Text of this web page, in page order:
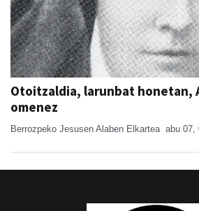
Otoitzaldia, larunbat honetan,
omenez
Berrozpeko Jesusen Alaben Elkartea abu 07,